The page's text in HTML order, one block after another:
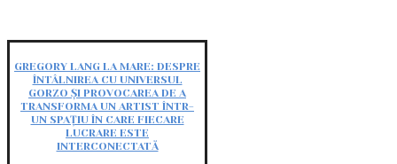
GREGORY LANG LA MARE: DESPRE
ÎNTÂLNIREA CU UNIVERSUL
GORZO ȘI PROVOCAREA DE A
TRANSFORMA UN ARTIST ÎNTR-
UN SPAȚIU ÎN CARE FIECARE
LUCRARE ESTE
INTERCONECTATĂ